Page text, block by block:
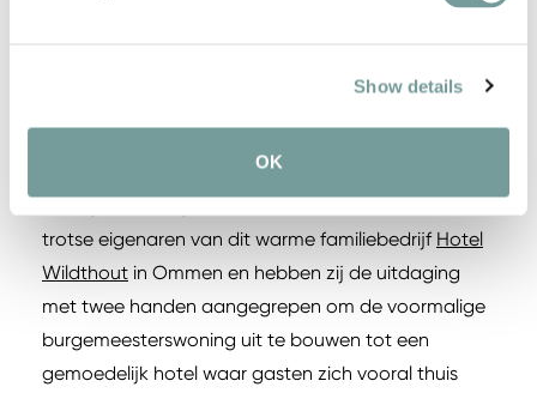
Show details
OK
Hotel Wildthout – Ommen, Nederland
trotse eigenaren van dit warme familiebedrijf Hotel
Wildthout in Ommen en hebben zij de uitdaging
met twee handen aangegrepen om de voormalige
burgemeesterswoning uit te bouwen tot een
gemoedelijk hotel waar gasten zich vooral thuis